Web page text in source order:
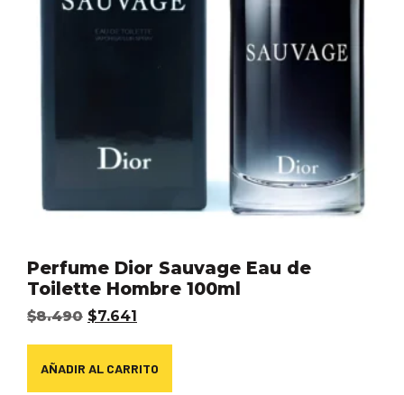
Perfume Dior Sauvage Eau de
Toilette Hombre 100ml
$8.490 $7.641
AÑADIR AL CARRITO